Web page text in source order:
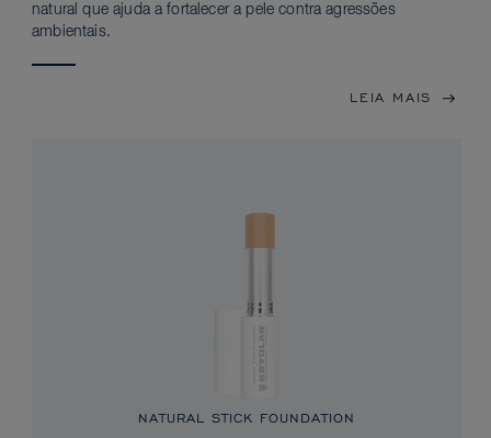
natural que ajuda a fortalecer a pele contra agressões
ambientais.
LEIA MAIS
NATURAL STICK FOUNDATION